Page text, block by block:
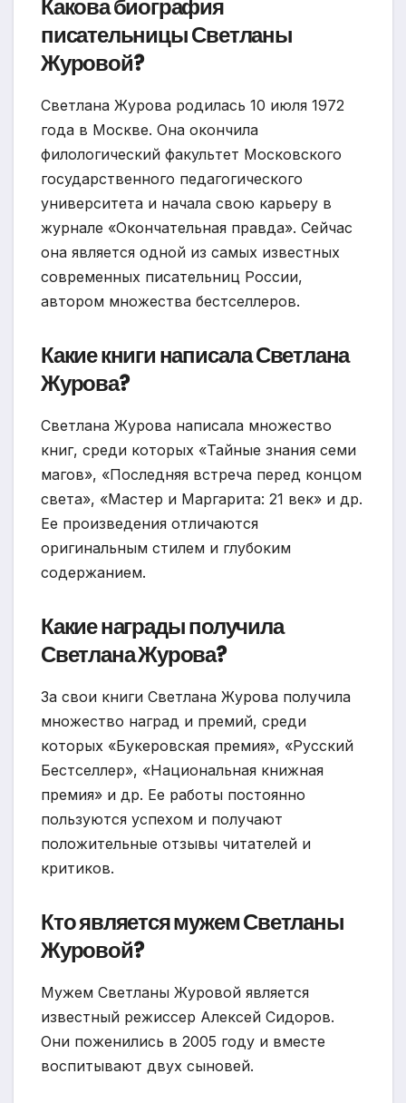
Какова биография
писательницы Светланы
Журовой?
Светлана Журова родилась 10 июля 1972
года в Москве. Она окончила
филологический факультет Московского
государственного педагогического
университета и начала свою карьеру в
журнале «Окончательная правда». Сейчас
она является одной из самых известных
современных писательниц России,
автором множества бестселлеров.
Какие книги написала Светлана
Журова?
Светлана Журова написала множество
книг, среди которых «Тайные знания семи
магов», «Последняя встреча перед концом
света», «Мастер и Маргарита: 21 век» и др.
Ее произведения отличаются
оригинальным стилем и глубоким
содержанием.
Какие награды получила
Светлана Журова?
За свои книги Светлана Журова получила
множество наград и премий, среди
которых «Букеровская премия», «Русский
Бестселлер», «Национальная книжная
премия» и др. Ее работы постоянно
пользуются успехом и получают
положительные отзывы читателей и
критиков.
Кто является мужем Светланы
Журовой?
Мужем Светланы Журовой является
известный режиссер Алексей Сидоров.
Они поженились в 2005 году и вместе
воспитывают двух сыновей.